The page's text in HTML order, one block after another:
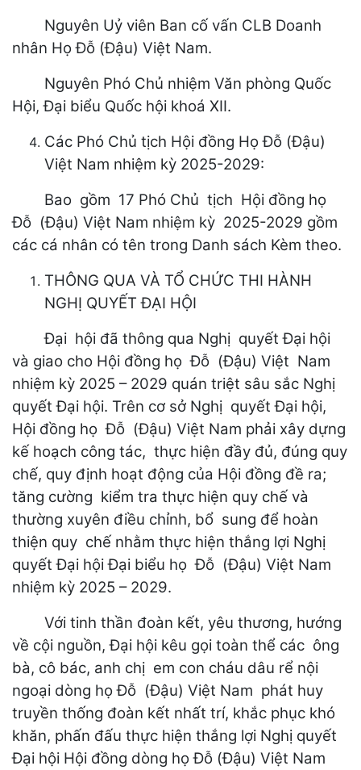
Nguyên Uỷ viên Ban cố vấn CLB Doanh
nhân Họ Đỗ (Đậu) Việt Nam.
Nguyên Phó Chủ nhiệm Văn phòng Quốc
Hội, Đại biểu Quốc hội khoá XII.
Các Phó Chủ tịch Hội đồng Họ Đỗ (Đậu)
Việt Nam nhiệm kỳ 2025-2029:
Bao gồm 17 Phó Chủ tịch Hội đồng họ
Đỗ (Đậu) Việt Nam nhiệm kỳ 2025-2029 gồm
các cá nhân có tên trong Danh sách Kèm theo.
THÔNG QUA VÀ TỔ CHỨC THI HÀNH
NGHỊ QUYẾT ĐẠI HỘI
Đại hội đã thông qua Nghị quyết Đại hội
và giao cho Hội đồng họ Đỗ (Đậu) Việt Nam
nhiệm kỳ 2025 – 2029 quán triệt sâu sắc Nghị
quyết Đại hội. Trên cơ sở Nghị quyết Đại hội,
Hội đồng họ Đỗ (Đậu) Việt Nam phải xây dựng
kế hoạch công tác, thực hiện đầy đủ, đúng quy
chế, quy định hoạt động của Hội đồng đề ra;
tăng cường kiểm tra thực hiện quy chế và
thường xuyên điều chỉnh, bổ sung để hoàn
thiện quy chế nhằm thực hiện thắng lợi Nghị
quyết Đại hội Đại biểu họ Đỗ (Đậu) Việt Nam
nhiệm kỳ 2025 – 2029.
Với tinh thần đoàn kết, yêu thương, hướng
về cội nguồn, Đại hội kêu gọi toàn thể các ông
bà, cô bác, anh chị em con cháu dâu rể nội
ngoại dòng họ Đỗ (Đậu) Việt Nam phát huy
truyền thống đoàn kết nhất trí, khắc phục khó
khăn, phấn đấu thực hiện thắng lợi Nghị quyết
Đại hội Hội đồng dòng họ Đỗ (Đậu) Việt Nam